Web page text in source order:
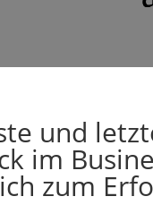
und
im
zum